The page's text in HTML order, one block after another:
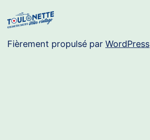
Fièrement propulsé par WordPress